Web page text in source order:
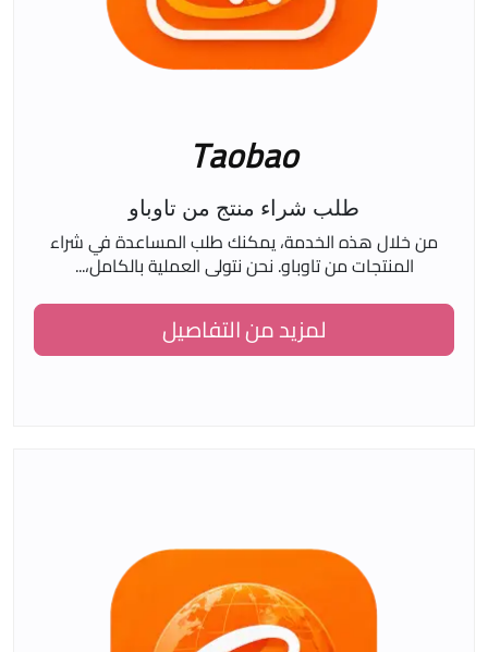
Taobao
طلب شراء منتج من تاوباو
من خلال هذه الخدمة، يمكنك طلب المساعدة في شراء
المنتجات من تاوباو. نحن نتولى العملية بالكامل،...
لمزيد من التفاصيل